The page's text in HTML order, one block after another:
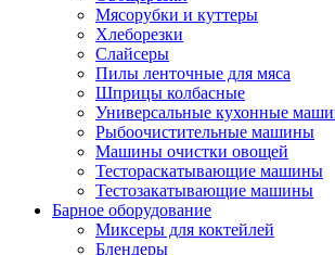
Мясорубки и куттеры
Хлеборезки
Слайсеры
Пилы ленточные для мяса
Шприцы колбасные
Универсальные кухонные
Рыбоочистительные машины
Машины очистки овощей
Тестораскатывающие машины
Тестозакатывающие машины
Барное оборудование
Миксеры для коктейлей
Блендеры